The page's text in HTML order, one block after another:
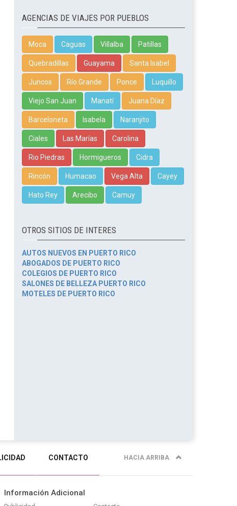
AGENCIAS DE VIAJES POR PUEBLOS
Moca Caguas Villalba Patillas
Quebradillas Guayama Santa Isabel
Juncos Río Grande Ponce Luquillo
Viejo San Juan Manatí Juana Díaz
Barceloneta Isabela Naranjito
Ciales Las Marías Carolina
Rio Piedras Hormigueros Cidra
Rincón Humacao Vega Alta Cayey
Hato Rey Arecibo Camuy
OTROS SITIOS DE INTERES
AUTOS NUEVOS EN PUERTO RICO
ABOGADOS DE PUERTO RICO
COLEGIOS DE PUERTO RICO
SALONES DE BELLEZA PUERTO RICO
MOTELES DE PUERTO RICO
CONTACTO HACIA ARRIBA
Información Adicional